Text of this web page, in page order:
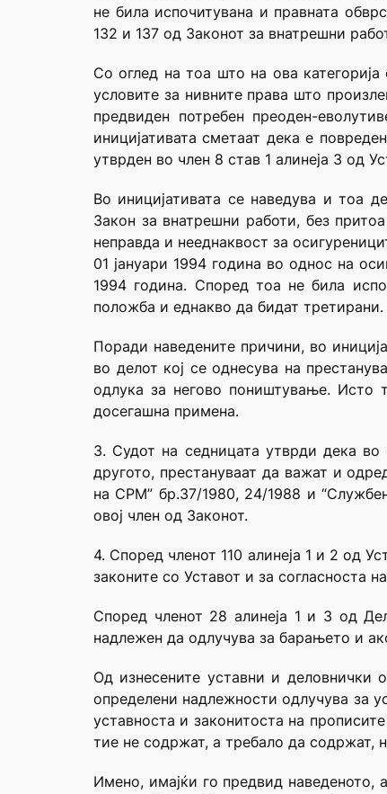
не била испочитувана и правната
132 и 137 од Законот за внатрешни
Со оглед на тоа што на ова
условите за нивните права што
предвиден потребен преоден-
иницијативата сметаат дека е
утврден во член 8 став 1 алинеја 3 од
Во иницијативата се наведува и тоа
Закон за внатрешни работи, без
неправда и нееднаквост за
01 јануари 1994 година во однос на
1994 година. Според тоа не била
положба и еднакво да бидат третирани.
Поради наведените причини, во
во делот кој се однесува на
одлука за негово поништување. Исто
досегашна примена.
3. Судот на седницата утврди дека
другото, престануваат да важат и
на СРМ” бр.37/1980, 24/1988 и
овој член од Законот.
4. Според членот 110 алинеја 1 и 2 од
законите со Уставот и за согласноста
Според членот 28 алинеја 1 и 3 од
надлежен да одлучува за барањето и
Од изнесените уставни и деловнички
определени надлежности одлучува за
уставноста и законитоста на
тие не содржат, а требало да содржат,
Имено, имајќи го предвид наведеното,